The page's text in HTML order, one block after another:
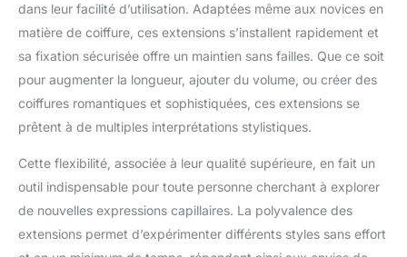
dans leur facilité d’utilisation. Adaptées même aux novices en
matière de coiffure, ces extensions s’installent rapidement et
sa fixation sécurisée offre un maintien sans failles. Que ce soit
pour augmenter la longueur, ajouter du volume, ou créer des
coiffures romantiques et sophistiquées, ces extensions se
prêtent à de multiples interprétations stylistiques.
Cette flexibilité, associée à leur qualité supérieure, en fait un
outil indispensable pour toute personne cherchant à explorer
de nouvelles expressions capillaires. La polyvalence des
extensions permet d’expérimenter différents styles sans effort